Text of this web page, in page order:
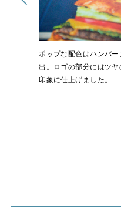
ポップな配色はハンバ
出。ロゴの部分にはツ
印象に仕上げました。